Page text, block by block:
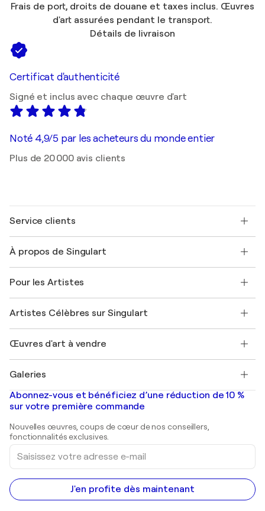
Frais de port, droits de douane et taxes inclus. Œuvres
d'art assurées pendant le transport.
Détails de livraison
Certificat d'authenticité
Signé et inclus avec chaque œuvre d'art
Noté 4,9/5 par les acheteurs du monde entier
Plus de 20 000 avis clients
Service clients
Expédition
Offrir une carte cadeau
Rejoignez notre programme commercial
Mon compte
+33 1 76 44 06 42
À propos de Singulart
FAQ
Magazine Singulart
Emplois
Découvrez une sélection d'art original
Pour les Artistes
Se connecter en tant qu'Artiste
Artistes Célèbres sur Singulart
Marc Chagall
Banksy
Mr. Brainwash
Shepard Fairey
Œuvres d'art à vendre
Tableaux abstraits à vendre
Peintures de paysage
Estampes
Peintures acryliques
Galeries
Galeries d'art en France
Galeries d'art en Belgique
Abonnez-vous et bénéficiez d’une réduction de 10 %
sur votre première commande
Nouvelles œuvres, coups de cœur de nos conseillers,
fonctionnalités exclusives.
Saisissez
votre
adresse
e-
mail
J'en profite dès maintenant